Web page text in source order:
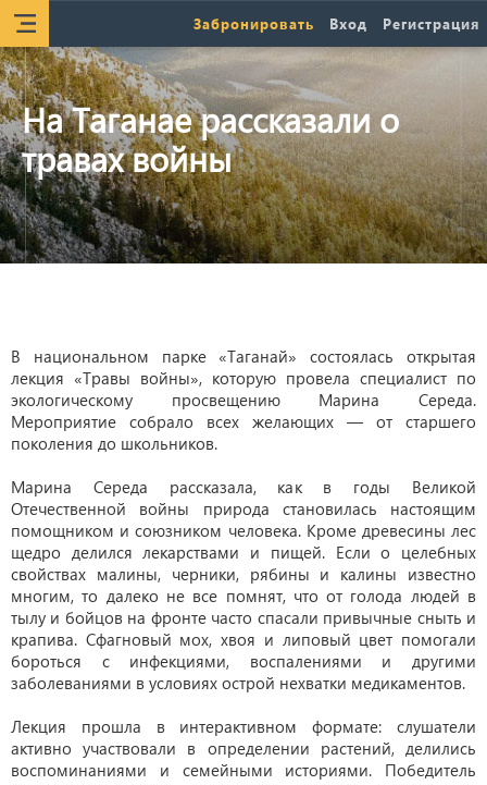
Забронировать Вход Регистрация
На Таганае рассказали о
травах войны
В национальном парке «Таганай» состоялась открытая
лекция «Травы войны», которую провела специалист по
экологическому просвещению Марина Середа.
Мероприятие собрало всех желающих — от старшего
поколения до школьников.
Марина Середа рассказала, как в годы Великой
Отечественной войны природа становилась настоящим
помощником и союзником человека. Кроме древесины лес
щедро делился лекарствами и пищей. Если о целебных
свойствах малины, черники, рябины и калины известно
многим, то далеко не все помнят, что от голода людей в
тылу и бойцов на фронте часто спасали привычные сныть и
крапива. Сфагновый мох, хвоя и липовый цвет помогали
бороться с инфекциями, воспалениями и другими
заболеваниями в условиях острой нехватки медикаментов.
Лекция прошла в интерактивном формате: слушатели
активно участвовали в определении растений, делились
воспоминаниями и семейными историями. Победитель